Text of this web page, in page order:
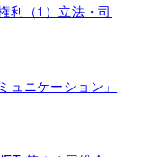
利（1）立法・司
ニケーション」